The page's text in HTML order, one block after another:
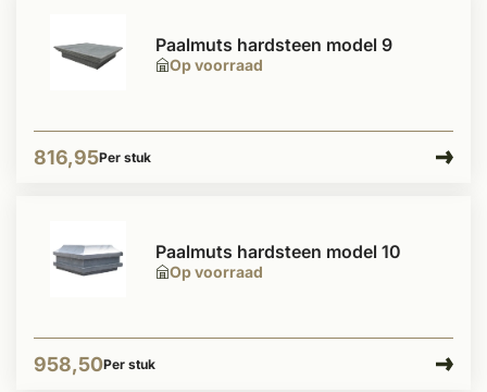
Op voorraad
Paalmuts hardsteen model 9
816,95Per stuk
Op voorraad
Paalmuts hardsteen model 10
958,50Per stuk